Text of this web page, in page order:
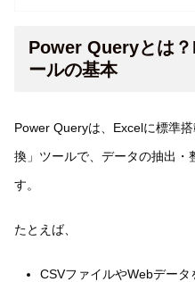
Power Queryとは
ールの基本
Power Queryは、Excelに標準
換」ツールで、データの抽出
す。
たとえば、
CSVファイルやWebデータ